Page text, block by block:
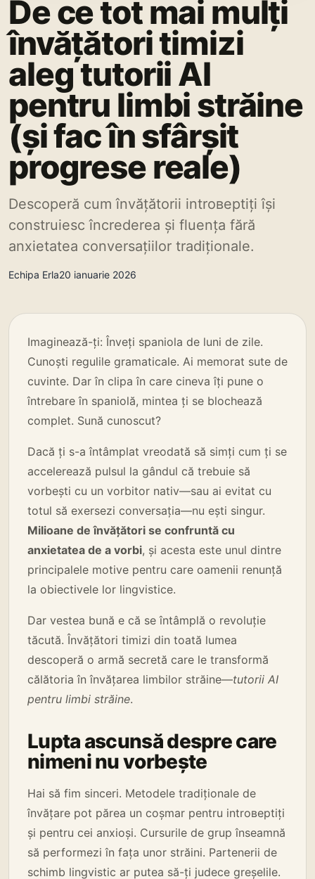
De ce tot mai mulți
învățători timizi
aleg tutorii AI
pentru limbi străine
(și fac în sfârșit
progrese reale)
Descoperă cum învățătorii introверtiți își
construiesc încrederea și fluența fără
anxietatea conversațiilor tradiționale.
Echipa Erla20 ianuarie 2026
Imaginează-ți: Înveți spaniola de luni de zile.
Cunoști regulile gramaticale. Ai memorat sute de
cuvinte. Dar în clipa în care cineva îți pune o
întrebare în spaniolă, mintea ți se blochează
complet. Sună cunoscut?
Dacă ți s-a întâmplat vreodată să simți cum ți se
accelerează pulsul la gândul că trebuie să
vorbești cu un vorbitor nativ—sau ai evitat cu
totul să exersezi conversația—nu ești singur.
Milioane de învățători se confruntă cu
anxietatea de a vorbi, și acesta este unul dintre
principalele motive pentru care oamenii renunță
la obiectivele lor lingvistice.
Dar vestea bună e că se întâmplă o revoluție
tăcută. Învățători timizi din toată lumea
descoperă o armă secretă care le transformă
călătoria în învățarea limbilor străine—tutorii AI
pentru limbi străine.
Lupta ascunsă despre care
nimeni nu vorbește
Hai să fim sinceri. Metodele tradiționale de
învățare pot părea un coșmar pentru introверtiți
și pentru cei anxioși. Cursurile de grup înseamnă
să performezi în fața unor străini. Partenerii de
schimb lingvistic ar putea să-ți judece greșelile.